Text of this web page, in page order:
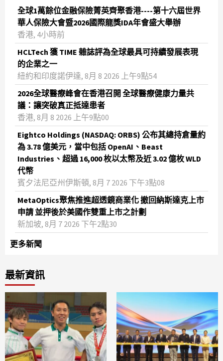
全球1萬餘位金融保險菁英齊聚香港----第十六屆世界
華人保險大會暨2026國際龍獎IDA年會盛大舉辦
香港, 4小時前
HCLTech 獲 TIME 雜誌評為全球最具可持續發展表現
的企業之一
紐約和印度諾伊達, 8月 8 2026 上午9點54
2026全球醫療峰會在香港召開 全球醫療健康力量共
議：讓突破真正抵達患者
香港, 8月 8 2026 上午9點00
Eightco Holdings (NASDAQ: ORBS) 公布其總持倉量約
為 3.78 億美元，當中包括 OpenAI、Beast
Industries、超過 16,000 枚以太幣及近 3.02 億枚 WLD
代幣
賓夕法尼亞州伊斯頓, 8月 7 2026 下午3點08
MetaOptics聚焦推進超透鏡商業化 撤回納斯達克上市
申請 並押後於美國作雙重上市之計劃
新加坡, 8月 7 2026 下午2點30
更多新聞
最新資訊